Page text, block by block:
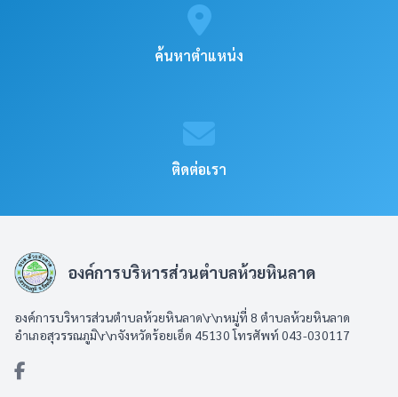
ค้นหาตำแหน่ง
ติดต่อเรา
องค์การบริหารส่วนตำบลห้วยหินลาด
องค์การบริหารส่วนตำบลห้วยหินลาด\r\nหมู่ที่ 8 ตำบลห้วยหินลาด
อำเภอสุวรรณภูมิ\r\nจังหวัดร้อยเอ็ด 45130 โทรศัพท์ 043-030117